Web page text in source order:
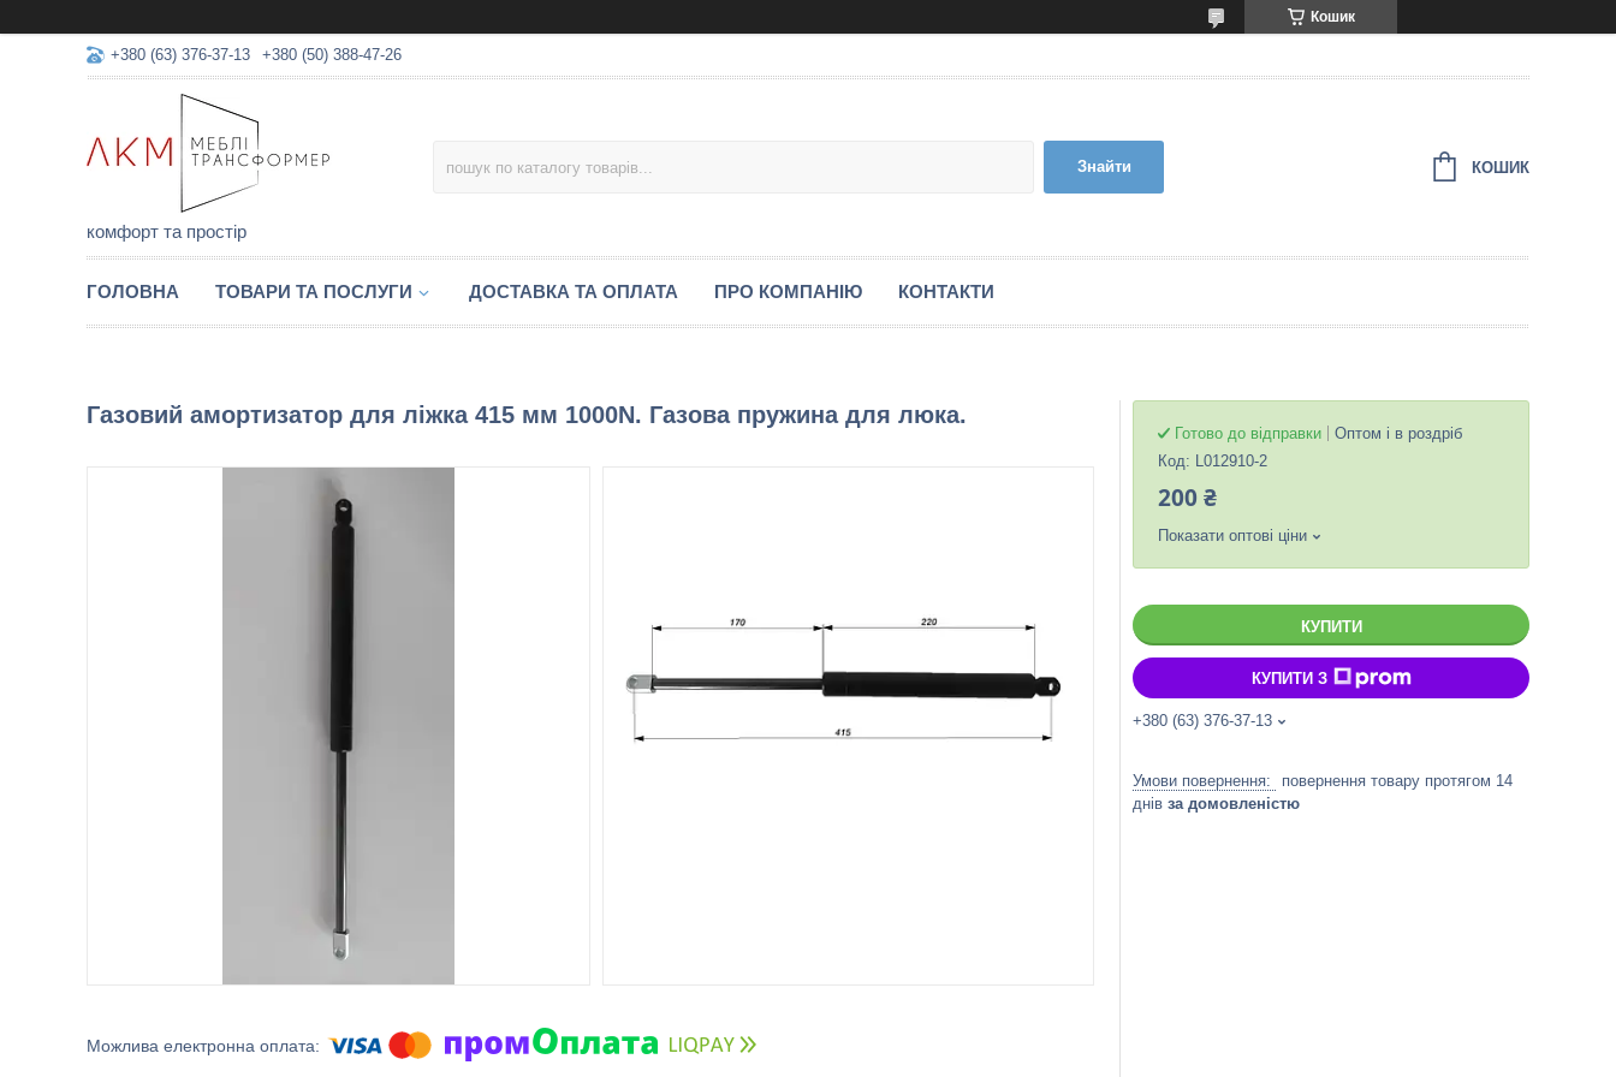
Кошик
+380 (63) 376-37-13 +380 (50) 388-47-26
комфорт та простір
Знайти КОШИК
ГОЛОВНА ТОВАРИ ТА ПОСЛУГИ ДОСТАВКА ТА ОПЛАТА ПРО КОМПАНІЮ КОНТАКТИ
Газовий амортизатор для ліжка 415 мм 1000N. Газова пружина для люка.
Готово до відправки
Оптом і в роздріб
Код: L012910-2
200 ₴
Показати оптові ціни
КУПИТИ
КУПИТИ З
+380 (63) 376-37-13
повернення товару протягом 14
днів за домовленістю